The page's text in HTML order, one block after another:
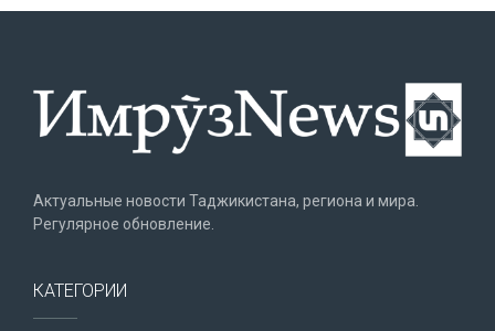
Актуальные новости Таджикистана, региона и мира.
Регулярное обновление.
КАТЕГОРИИ